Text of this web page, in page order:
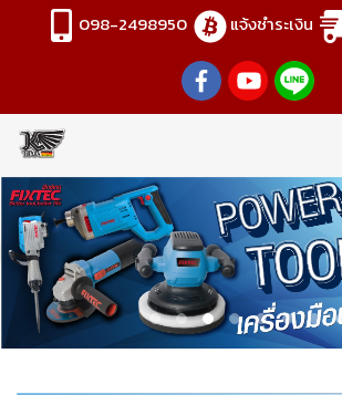
098-2498950 แจ้งชำระเงิน